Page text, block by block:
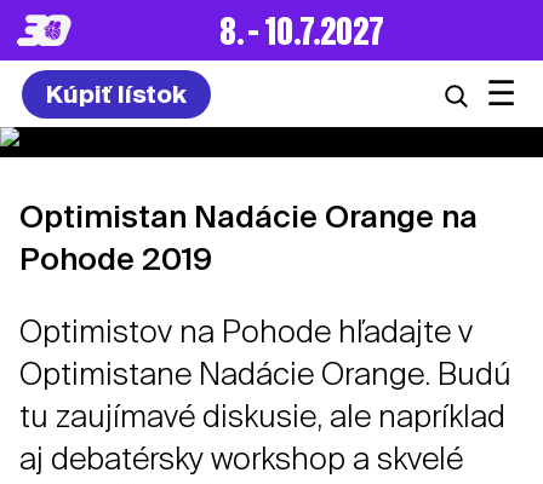
8. – 10.7.2027
Kúpiť lístok ☰
Optimistan Nadácie Orange na
Pohode 2019
Optimistov na Pohode hľadajte v
Optimistane Nadácie Orange. Budú
tu zaujímavé diskusie, ale napríklad
aj debatérsky workshop a skvelé